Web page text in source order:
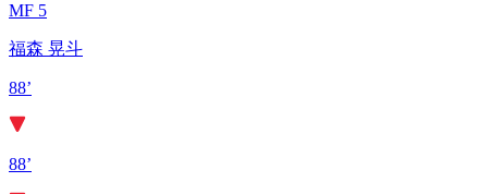
MF 5
福森 晃斗
88’
88’